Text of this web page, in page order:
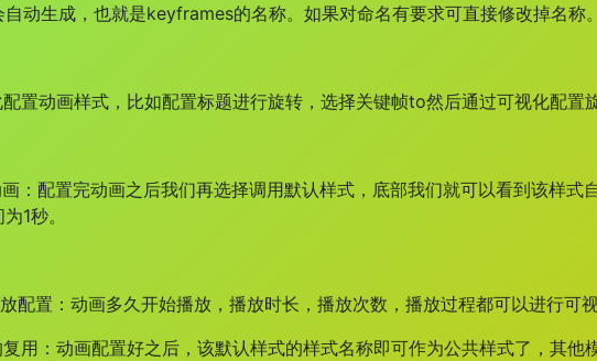
动生成，也就是keyframes的名称。如果对命名有要求可直接修改掉名称。
置动画样式，比如配置标题进行旋转，选择关键帧to然后通过可视化配置
：配置完动画之后我们再选择调用默认样式，底部我们就可以看到该样式
1秒。
配置：动画多久开始播放，播放时长，播放次数，播放过程都可以进行可视
用：动画配置好之后，该默认样式的样式名称即可作为公共样式了，其他